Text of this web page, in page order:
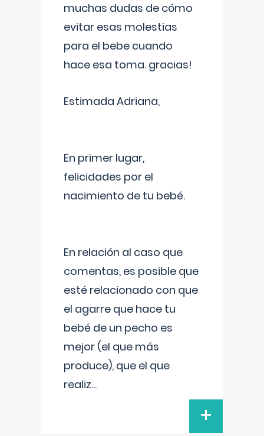
muchas dudas de cómo
evitar esas molestias
para el bebe cuando
hace esa toma. gracias!
Estimada Adriana,
En primer lugar,
felicidades por el
nacimiento de tu bebé.
En relación al caso que
comentas, es posible que
esté relacionado con que
el agarre que hace tu
bebé de un pecho es
mejor (el que más
produce), que el que
realiz...
+